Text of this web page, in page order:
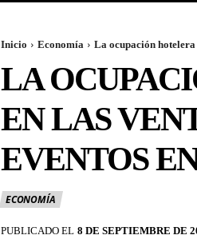
Inicio Economía La ocupación hotelera
LA
EN LAS
EVENTOS
ECONOMÍA
PUBLICADO EL 8 DE SEPTIEMBRE DE